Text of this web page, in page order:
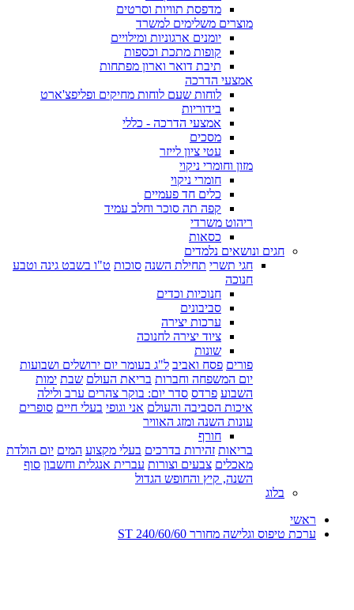
מדפסת תוויות וסרטים
מוצרים משלימים למשרד
יומנים ארגוניות ומילויים
קופות מתכת וכספות
תיבת דואר וארון מפתחות
אמצעי הדרכה
לוחות שעם לוחות מחיקים ופליפצ'ארט
בידוריות
אמצעי הדרכה - כללי
מסכים
עטי ציון לייזר
מזון וחומרי ניקוי
חומרי ניקוי
כלים חד פעמיים
קפה תה סוכר וחלב עמיד
ריהוט משרדי
כסאות
חגים ונושאים נלמדים
חגי תשרי תחילת השנה סוכות ט"ו בשבט גינה וטבע
חנוכה
חנוכיות וכדים
סביבונים
ערכות יצירה
ציוד יצירה לחנוכה
שונות
פורים פסח ואביב ל"ג בעומר יום ירושלים ושבועות
יום המשפחה וחברות בריאת העולם שבת ימות
השבוע פרדס סדר יום: בוקר צהרים ערב ולילה
איכות הסביבה והעולם אני וגופי בעלי חיים סופרים
עונות השנה ומזג האוויר
חורף
בריאות זהירות בדרכים בעלי מקצוע המים יום הולדת
מאכלים צבעים וצורות עברית אנגלית וחשבון סוף
השנה, קיץ והחופש הגדול
בלוג
ראשי
ערכת טיפוס וגלישה מחורר 240/60/60 ST